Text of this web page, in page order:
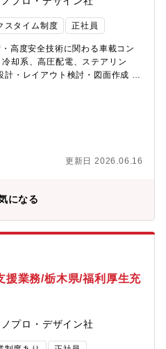
スタイム制度 正社員
高度安全技術に関わる車載コン
却系、高圧配電、ステアリン
計・レイアウト検討・図面作成 を
歩踏み込んだ役割を担います。■
（板金・樹脂）構造部品の設計
メント（空調／IPU／ドライブト
イール、エアバッグ、トランス
ク、組付け性・強度・熱等を考
ビュー対応サプライヤとの技術
バーの図面チェックや簡易フォ
と設計意図を踏まえた提案過去
の技術調整特定領域の専門性発
＞CATIA V5ANSALS-
／干渉解析）2D図面作成＜設
金／樹脂）冷却系設計（水冷／
／駆動系）高圧配電部品設計モ
エアバッグ設計トランスミッシ
テゴリ＞パッケージレイアウト
計レビューサプライヤ技術折衝
更新日 2026.06.16
になる
援業務/栃木県/福利厚生充
プロ・デザイン社